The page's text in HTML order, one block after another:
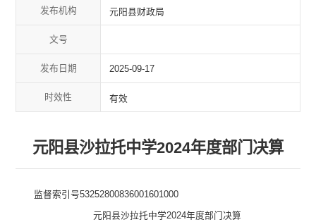
发布机构 元阳县财政局
文号
发布日期 2025-09-17
时效性 有效
元阳县沙拉托中学2024年度部门决算
监督索引号53252800836001601000
元阳县沙拉托中学2024年度部门决算